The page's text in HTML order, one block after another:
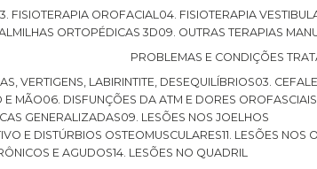
03. FISIOTERAPIA OROFACIAL 04. FISIOTERAPIA
ORTOPÉDICAS 3D
09. OUTRAS TERAPIAS
PROBLEMAS E CONDIÇÕES
VERTIGENS, LABIRINTITE, DESEQUILÍBRIOS 03.
E MÃO
06. DISFUNÇÕES DA ATM E DORES OROFASCIAIS
GENERALIZADAS
09. LESÕES NOS JOELHOS
E DISTÚRBIOS OSTEOMUSCULARES 11. LESÕES NOS
E AGUDOS 14. LESÕES NO QUADRIL